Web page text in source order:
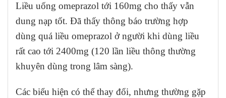
Liều uống omeprazol tới 160mg cho thấy vẫn
dung nạp tốt. Đã thấy thông báo trường hợp
dùng quá liều omeprazol ở người khi dùng liều
rất cao tới 2400mg (120 lần liều thông thường
khuyên dùng trong lâm sàng).
Các biểu hiện có thể thay đổi, nhưng thường gặp